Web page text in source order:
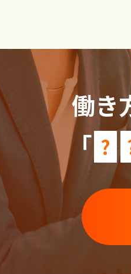
働き
「 ?